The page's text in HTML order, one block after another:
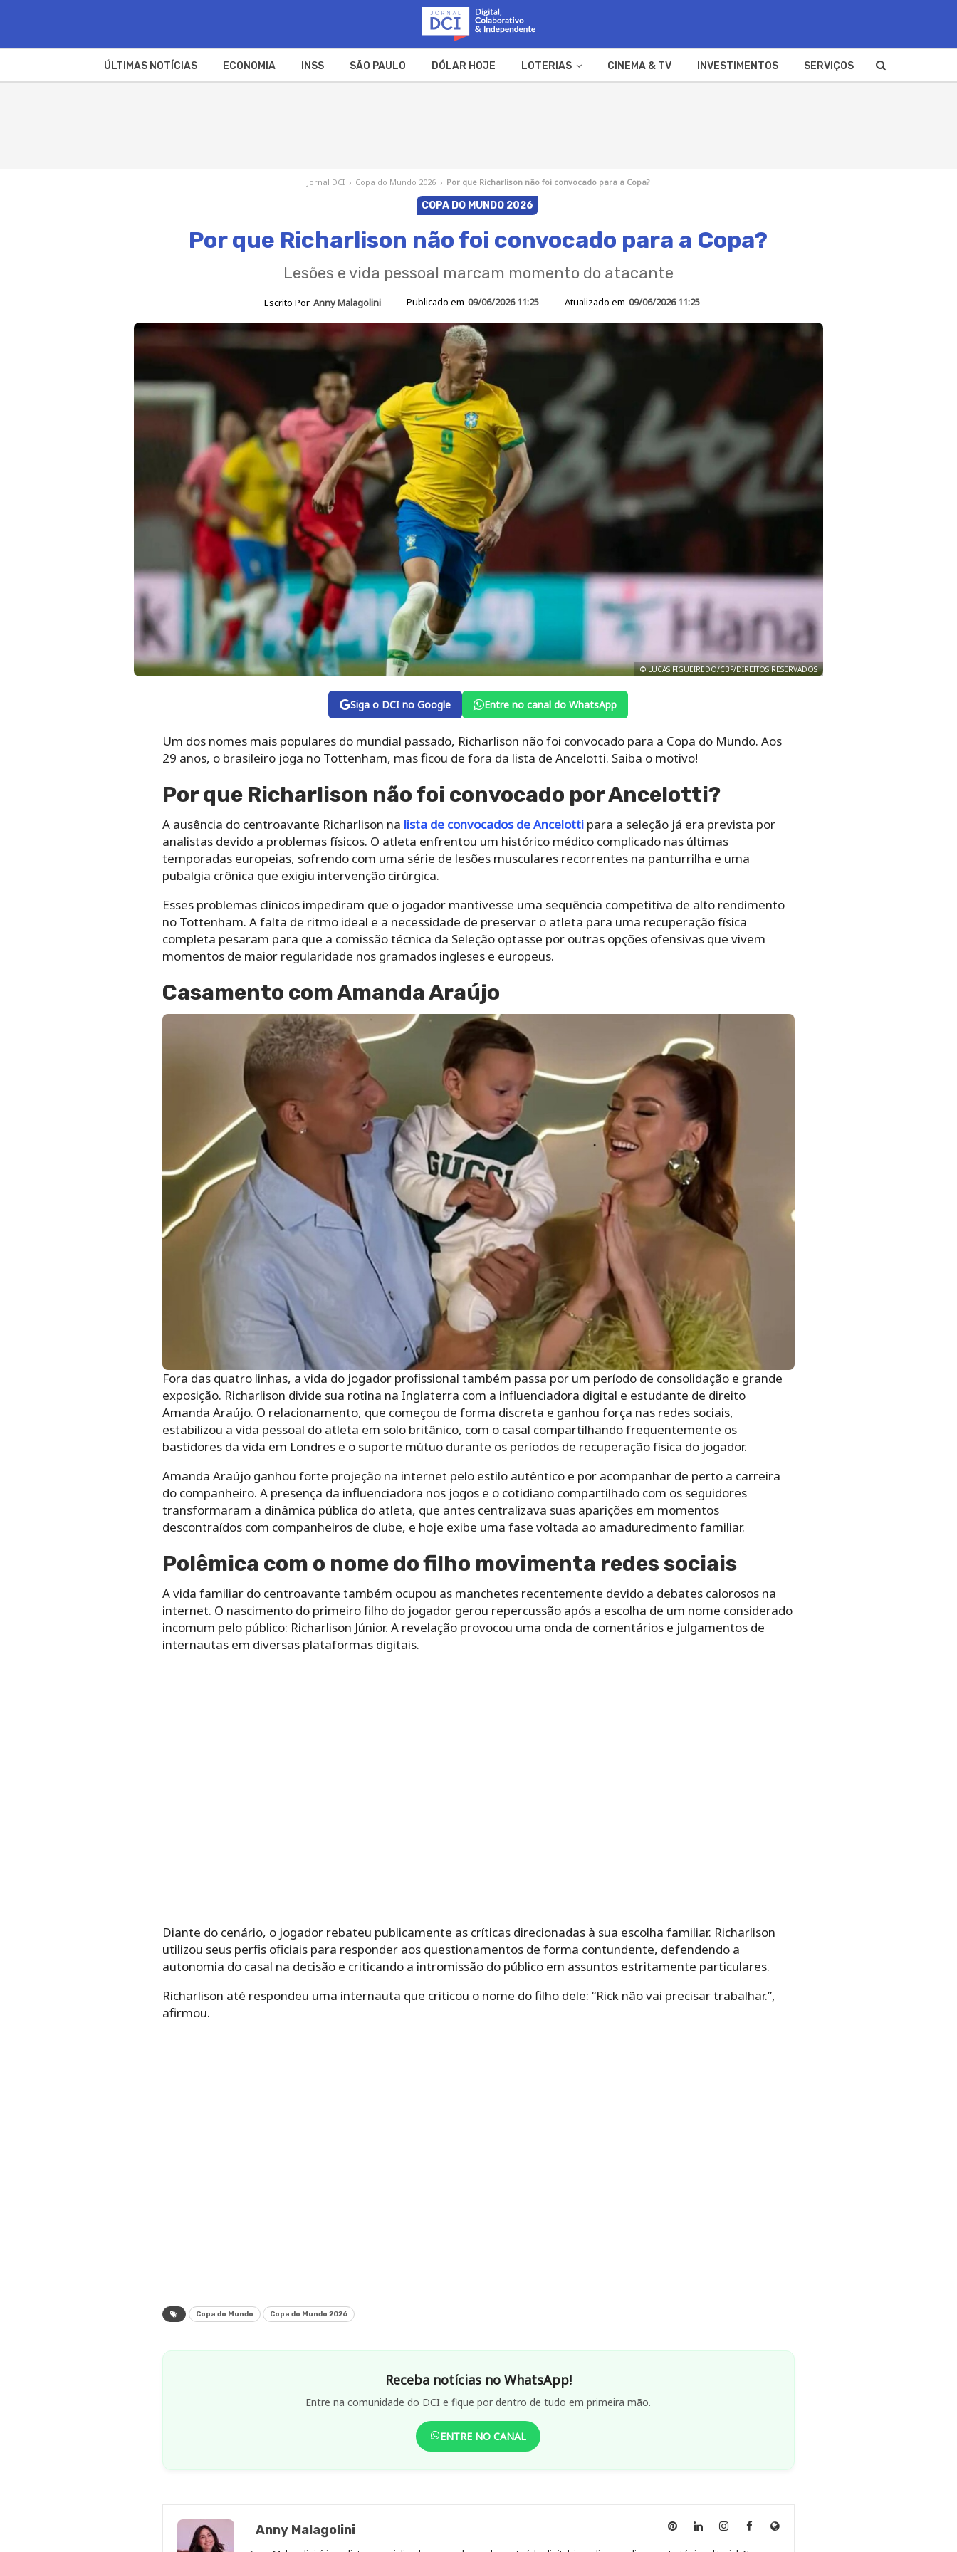
ÚLTIMAS NOTÍCIAS ECONOMIA INSS SÃO PAULO DÓLAR HOJE LOTERIAS CINEMA & TV INVESTIMENTOS SERVIÇOS
Jornal DCI › Copa do Mundo 2026 › Por que Richarlison não foi convocado para a Copa?
COPA DO MUNDO 2026
Por que Richarlison não foi convocado para a Copa?
Lesões e vida pessoal marcam momento do atacante
Escrito Por Anny Malagolini Publicado em 09/06/2026 11:25 Atualizado em 09/06/2026 11:25
© LUCAS FIGUEIREDO/CBF/DIREITOS RESERVADOS
Siga o DCI no Google Entre no canal do WhatsApp
Um dos nomes mais populares do mundial passado, Richarlison não foi convocado para a Copa do Mundo. Aos
29 anos, o brasileiro joga no Tottenham, mas ficou de fora da lista de Ancelotti. Saiba o motivo!
Por que Richarlison não foi convocado por Ancelotti?
A ausência do centroavante Richarlison na lista de convocados de Ancelottipara a seleção já era prevista por
analistas devido a problemas físicos. O atleta enfrentou um histórico médico complicado nas últimas
temporadas europeias, sofrendo com uma série de lesões musculares recorrentes na panturrilha e uma
pubalgia crônica que exigiu intervenção cirúrgica.
Esses problemas clínicos impediram que o jogador mantivesse uma sequência competitiva de alto rendimento
no Tottenham. A falta de ritmo ideal e a necessidade de preservar o atleta para uma recuperação física
completa pesaram para que a comissão técnica da Seleção optasse por outras opções ofensivas que vivem
momentos de maior regularidade nos gramados ingleses e europeus.
Casamento com Amanda Araújo
Fora das quatro linhas, a vida do jogador profissional também passa por um período de consolidação e grande
exposição. Richarlison divide sua rotina na Inglaterra com a influenciadora digital e estudante de direito
Amanda Araújo. O relacionamento, que começou de forma discreta e ganhou força nas redes sociais,
estabilizou a vida pessoal do atleta em solo britânico, com o casal compartilhando frequentemente os
bastidores da vida em Londres e o suporte mútuo durante os períodos de recuperação física do jogador.
Amanda Araújo ganhou forte projeção na internet pelo estilo autêntico e por acompanhar de perto a carreira
do companheiro. A presença da influenciadora nos jogos e o cotidiano compartilhado com os seguidores
transformaram a dinâmica pública do atleta, que antes centralizava suas aparições em momentos
descontraídos com companheiros de clube, e hoje exibe uma fase voltada ao amadurecimento familiar.
Polêmica com o nome do filho movimenta redes sociais
A vida familiar do centroavante também ocupou as manchetes recentemente devido a debates calorosos na
internet. O nascimento do primeiro filho do jogador gerou repercussão após a escolha de um nome considerado
incomum pelo público: Richarlison Júnior. A revelação provocou uma onda de comentários e julgamentos de
internautas em diversas plataformas digitais.
Diante do cenário, o jogador rebateu publicamente as críticas direcionadas à sua escolha familiar. Richarlison
utilizou seus perfis oficiais para responder aos questionamentos de forma contundente, defendendo a
autonomia do casal na decisão e criticando a intromissão do público em assuntos estritamente particulares.
Richarlison até respondeu uma internauta que criticou o nome do filho dele: “Rick não vai precisar trabalhar.”,
afirmou.
Copa do Mundo Copa do Mundo 2026
Receba notícias no WhatsApp!
Entre na comunidade do DCI e fique por dentro de tudo em primeira mão.
ENTRE NO CANAL
Anny Malagolini
AnnyAnnyAnnyAnnySite